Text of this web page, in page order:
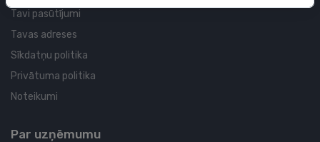
Tavi pasūtījumi
Tavas adreses
Sīkdatņu politika
Privātuma politika
Noteikumi
Par uzņēmumu